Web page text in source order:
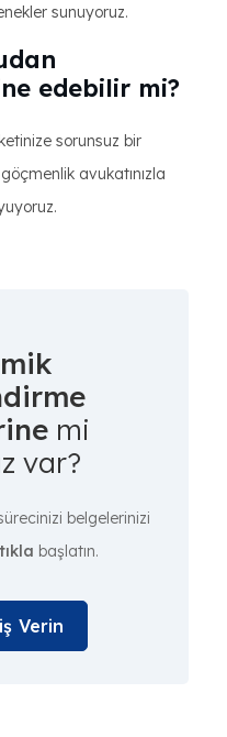
sunuyoruz.
edebilir mi?
sorunsuz bir
avukatınızla
mi
var?
belgelerinizi
başlatın.
Verin